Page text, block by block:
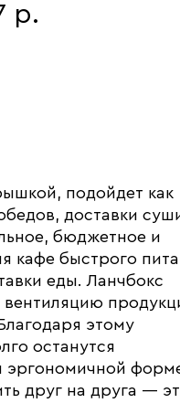
р.
подойдет как
доставки
бюджетное и
кафе быстрого
еды. Ланчбокс
этому
останутся
эргономичной
друг на друга —